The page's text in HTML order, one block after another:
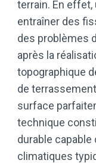
terrain. En
entraîner des
des problèmes
après la
topographique
de
surface
technique
durable
climatiques